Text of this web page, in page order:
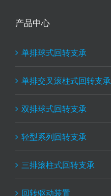
产品中心
单排球式回转支承
单排交叉滚柱式回转支承
双排球式回转支承
轻型系列回转支承
三排滚柱式回转支承
回转驱动装置